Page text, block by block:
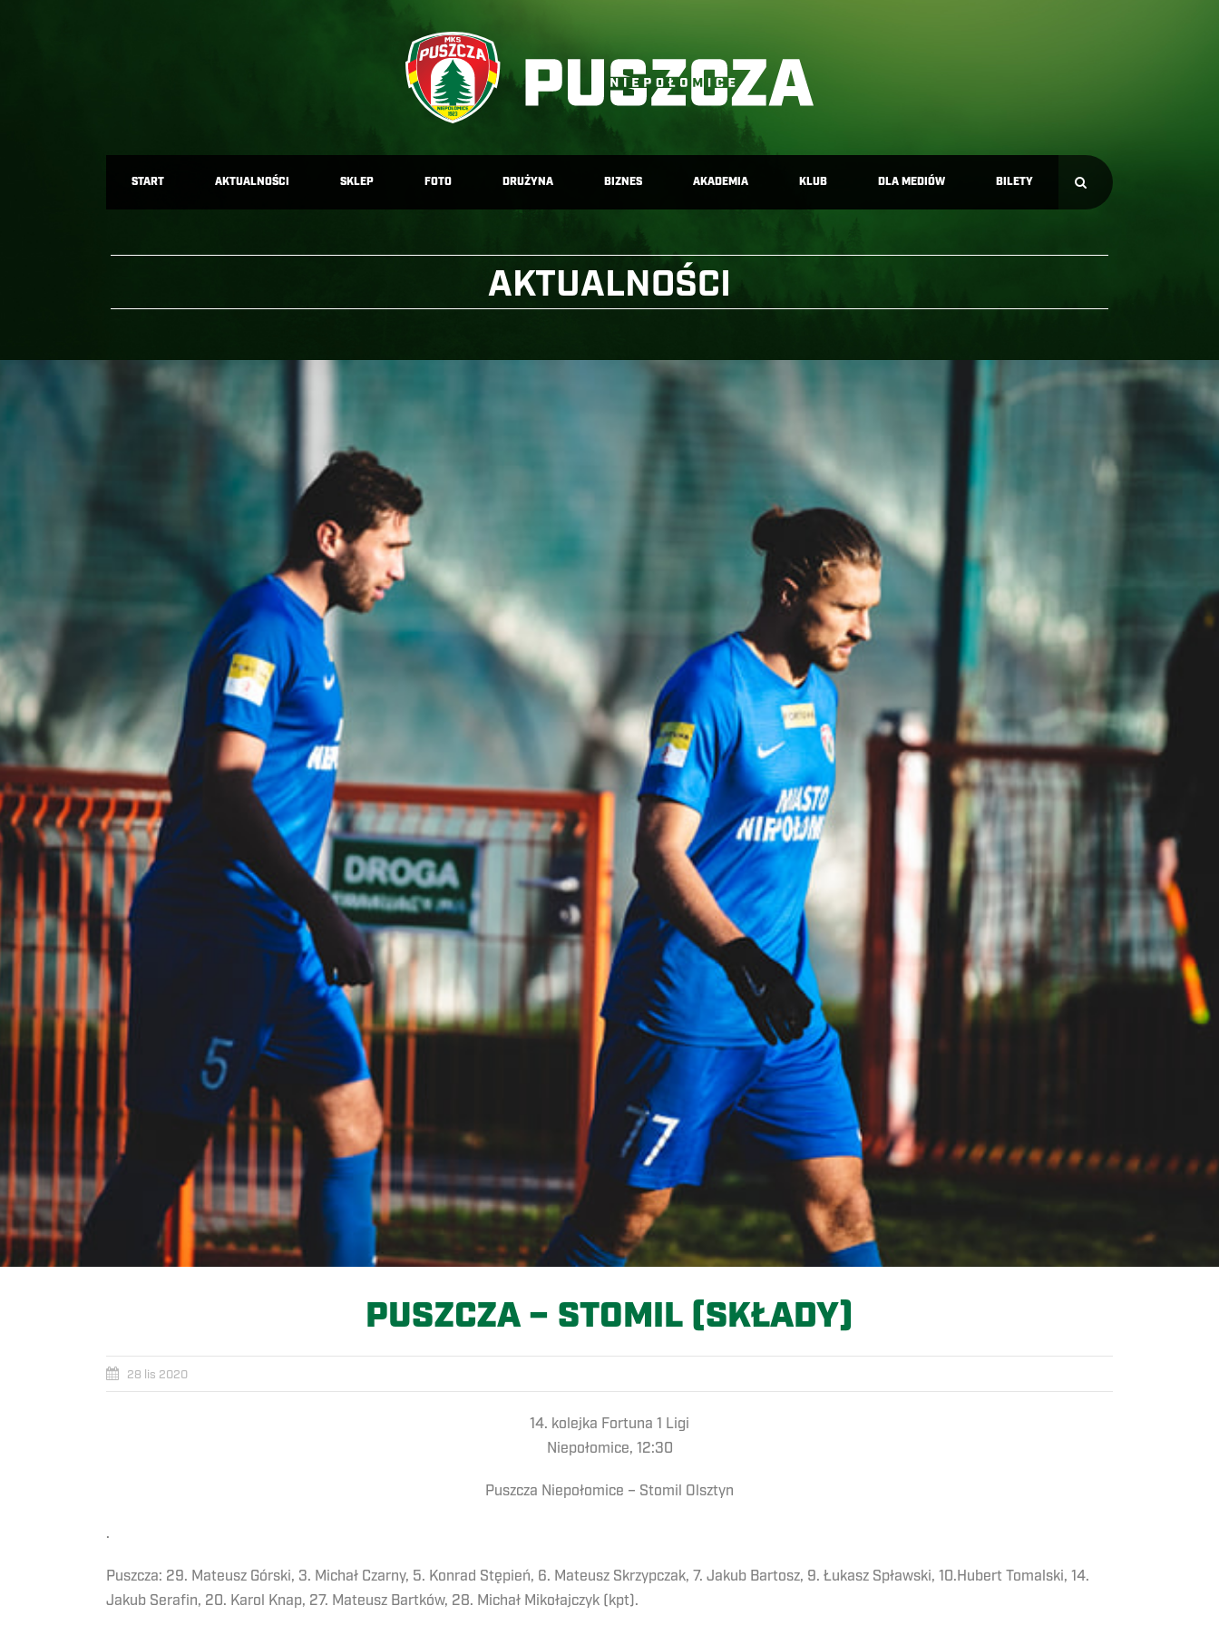
START AKTUALNOŚCI SKLEP FOTO DRUŻYNA BIZNES AKADEMIA KLUB DLA MEDIÓW BILETY
AKTUALNOŚCI
PUSZCZA – STOMIL (SKŁADY)
28 lis 2020
14. kolejka Fortuna 1 Ligi
Niepołomice, 12:30
Puszcza Niepołomice – Stomil Olsztyn
.
Puszcza: 29. Mateusz Górski, 3. Michał Czarny, 5. Konrad Stępień, 6. Mateusz Skrzypczak, 7. Jakub Bartosz, 9. Łukasz Spławski, 10.Hubert Tomalski, 14.
Jakub Serafin, 20. Karol Knap, 27. Mateusz Bartków, 28. Michał Mikołajczyk (kpt).